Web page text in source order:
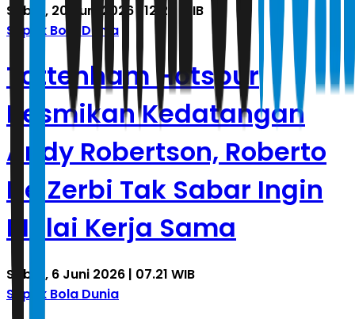
Sabtu, 20 Juni 2026 | 12.24 WIB
Sepak Bola Dunia
Tottenham Hotspur
Resmikan Kedatangan
Andy Robertson, Roberto
De Zerbi Tak Sabar Ingin
Mulai Kerja Sama
Sabtu, 6 Juni 2026 | 07.21 WIB
Sepak Bola Dunia